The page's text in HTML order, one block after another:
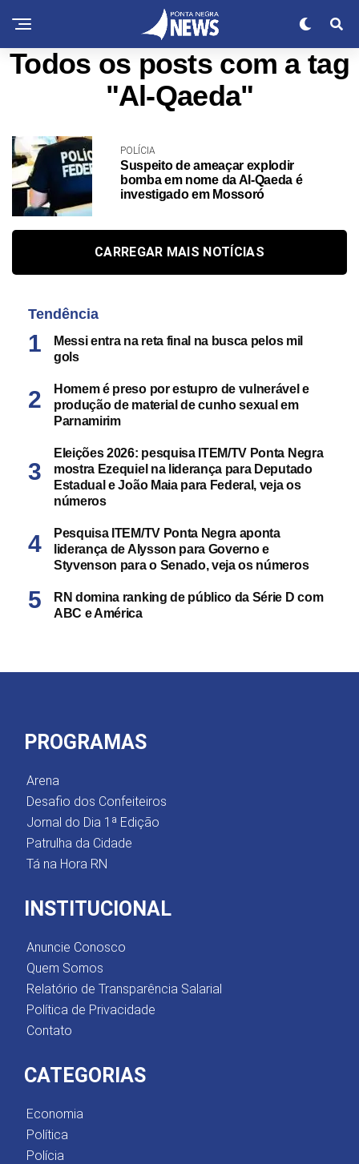
Todos os posts com a tag
"Al-Qaeda"
POLÍCIA
Suspeito de ameaçar explodir
bomba em nome da Al-Qaeda é
investigado em Mossoró
CARREGAR MAIS NOTÍCIAS
Tendência
Messi entra na reta final na busca pelos mil
gols
Homem é preso por estupro de vulnerável e
produção de material de cunho sexual em
Parnamirim
Eleições 2026: pesquisa ITEM/TV Ponta Negra
mostra Ezequiel na liderança para Deputado
Estadual e João Maia para Federal, veja os
números
Pesquisa ITEM/TV Ponta Negra aponta
liderança de Alysson para Governo e
Styvenson para o Senado, veja os números
RN domina ranking de público da Série D com
ABC e América
PROGRAMAS
Arena
Desafio dos Confeiteiros
Jornal do Dia 1ª Edição
Patrulha da Cidade
Tá na Hora RN
INSTITUCIONAL
Anuncie Conosco
Quem Somos
Relatório de Transparência Salarial
Política de Privacidade
Contato
CATEGORIAS
Economia
Política
Polícia